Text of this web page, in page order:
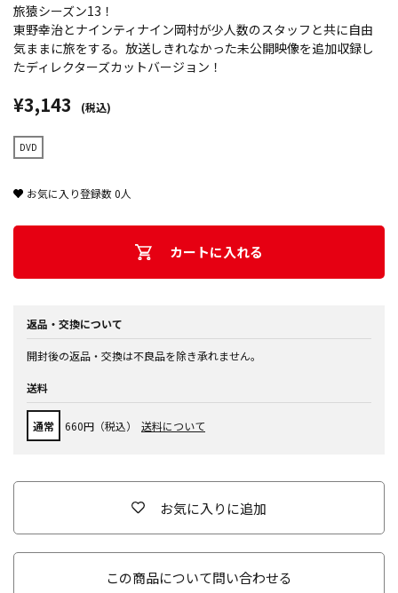
旅猿シーズン13！
東野幸治とナインティナイン岡村が少人数のスタッフと共に自由
気ままに旅をする。放送しきれなかった未公開映像を追加収録し
たディレクターズカットバージョン！
¥3,143 (税込)
DVD
お気に入り登録数0人
カートに入れる
返品・交換について
開封後の返品・交換は不良品を除き承れません。
送料
通常 660円（税込） 送料について
お気に入りに追加
この商品について問い合わせる